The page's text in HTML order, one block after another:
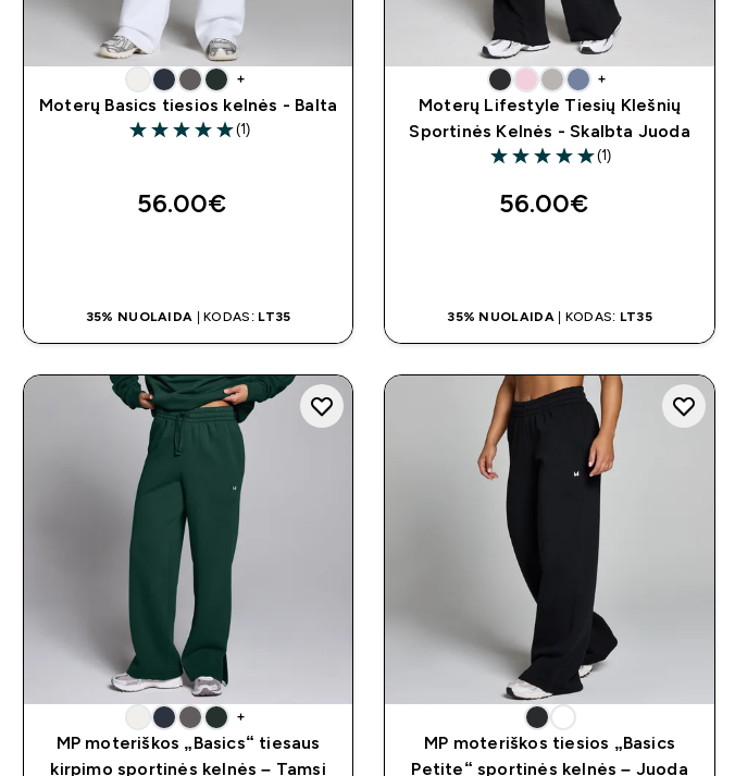
+
Moterų Basics tiesios kelnės - Balta
5 out of 5 stars
(1)
56.00€‎
35% NUOLAIDA | KODAS: LT35
+
Moterų Lifestyle Tiesių Klešnių
Sportinės Kelnės - Skalbta Juoda
5 out of 5 stars
(1)
56.00€‎
35% NUOLAIDA | KODAS: LT35
+
MP moteriškos „Basics“ tiesaus
kirpimo sportinės kelnės – Tamsi
MP moteriškos tiesios „Basics
Petite“ sportinės kelnės – Juoda